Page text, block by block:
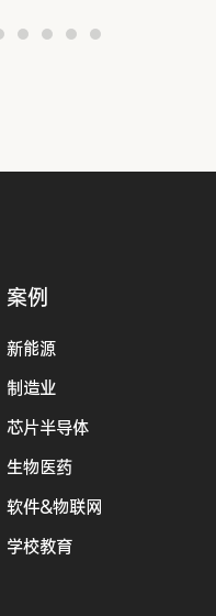
案例
新能源
制造业
芯片半导体
生物医药
软件&物联网
学校教育